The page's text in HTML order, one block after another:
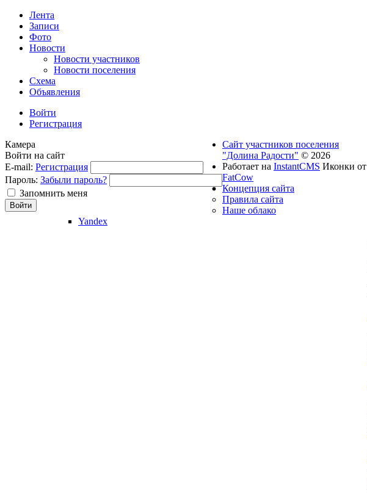
Лента
Записи
Фото
Новости
Новости участников
Новости поселения
Схема
Объявления
Войти
Регистрация
Камера
Войти на сайт
E-mail: Регистрация
Пароль: Забыли пароль?
Запомнить меня
Сайт участников поселения
"Долина Радости" © 2026
Работает на InstantCMS Иконки от
FatCow
Концепция сайта
Правила сайта
Наше облако
Yandex